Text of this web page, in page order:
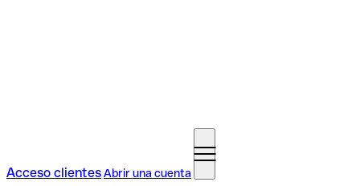
Acceso clientesAbrir una cuenta